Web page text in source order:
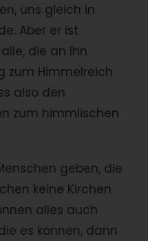
uns gleich in
Aber er ist
die an Ihn
zum Himmelreich
also den
zum himmlischen
geben, die
keine Kirchen
alles auch
es können, dann